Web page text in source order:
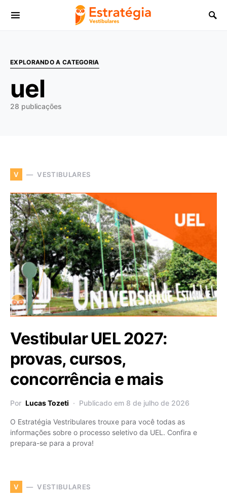
Procurar:
EXPLORANDO A CATEGORIA
uel
28 publicações
V VESTIBULARES
Vestibular UEL 2027:
provas, cursos,
concorrência e mais
Por Lucas Tozeti Publicado em 8 de julho de 2026
O Estratégia Vestribulares trouxe para você todas as
informações sobre o processo seletivo da UEL. Confira e
prepara-se para a prova!
V VESTIBULARES